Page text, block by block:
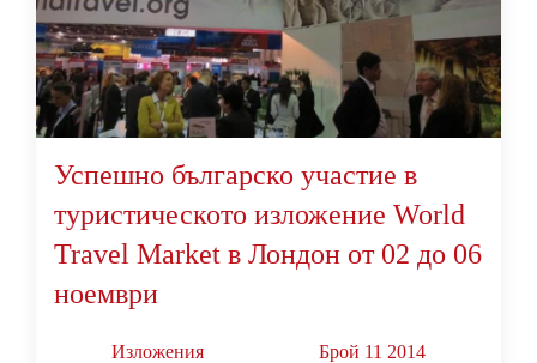
Успешно българско участие в
туристическото изложение World
Travel Market в Лондон от 02 до 06
ноември
Изложения Брой 11 2014